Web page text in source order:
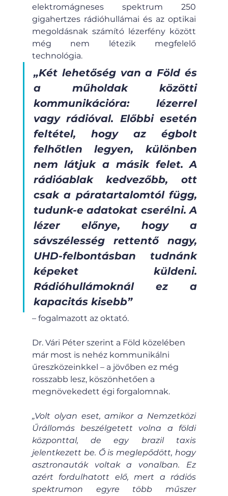
elektromágneses spektrum 250
gigahertzes rádióhullámai és az optikai
megoldásnak számító lézerfény között
még nem létezik megfelelő
technológia.
„Két lehetőség van a Föld és
a műholdak közötti
kommunikációra: lézerrel
vagy rádióval. Előbbi esetén
feltétel, hogy az égbolt
felhőtlen legyen, különben
nem látjuk a másik felet. A
rádióablak kedvezőbb, ott
csak a páratartalomtól függ,
tudunk-e adatokat cserélni. A
lézer előnye, hogy a
sávszélesség rettentő nagy,
UHD-felbontásban tudnánk
képeket küldeni.
Rádióhullámoknál ez a
kapacitás kisebb”
– fogalmazott az oktató.
Dr. Vári Péter szerint a Föld közelében
már most is nehéz kommunikálni
űreszközeinkkel – a jövőben ez még
rosszabb lesz, köszönhetően a
megnövekedett égi forgalomnak.
„Volt olyan eset, amikor a Nemzetközi
Űrállomás beszélgetett volna a földi
központtal, de egy brazil taxis
jelentkezett be. Ő is meglepődött, hogy
asztronauták voltak a vonalban. Ez
azért fordulhatott elő, mert a rádiós
spektrumon egyre több műszer